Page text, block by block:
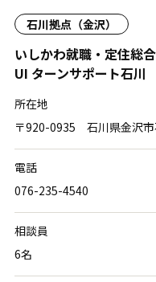
石川拠点（金沢）
いしかわ就職・定住総
UI ターンサポート石川
所在地
〒920-0935 石川県金沢
電話
076-235-4540
相談員
6名